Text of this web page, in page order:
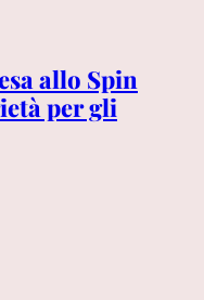
allo Spin
per gli